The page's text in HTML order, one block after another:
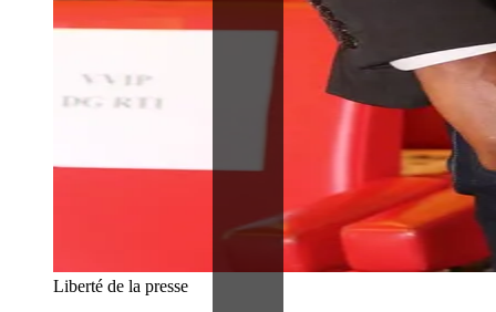
Liberté de la presse